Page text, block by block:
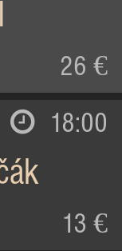
26 €
18:00
13 €